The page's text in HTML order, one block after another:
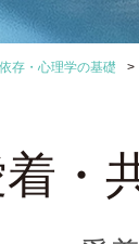
存・心理学の基礎 >
・